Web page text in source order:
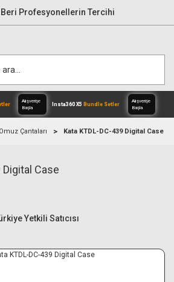
Profesyonellerin Tercihi
IIIBundle Setler
Omuz Çantaları Kata KTDL-DC-439 Digital Case
Digital Case
Yetkili Satıcısı